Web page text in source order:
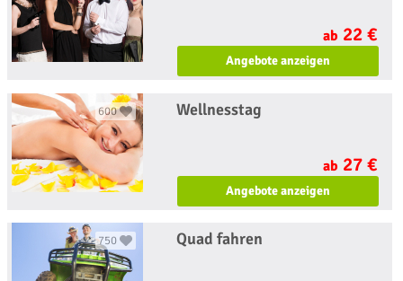
ab 22 €
Angebote anzeigen
600 Wellnesstag
ab 27 €
Angebote anzeigen
750 Quad fahren